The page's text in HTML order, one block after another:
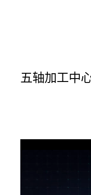
五轴加工中